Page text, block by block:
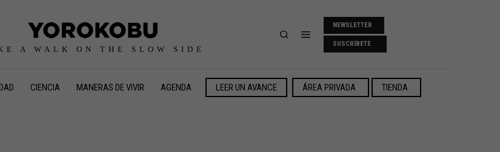
A WALK ON THE SLOW SIDE
NEWSLETTER
SUSCRÍBETE
CIENCIA MANERAS DE VIVIR AGENDA LEER UN AVANCE ÁREA PRIVADA TIENDA